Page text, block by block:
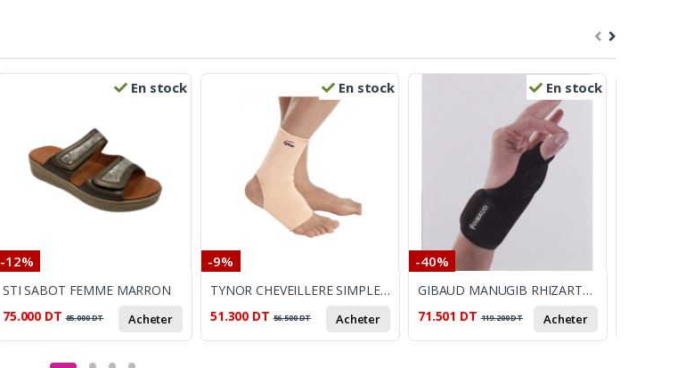
En stock
-12%
STI SABOT FEMME MARRON
75.000 DT 85.000DT Acheter
En stock
-9%
TYNOR CHEVEILLERE SIMPLE PAIR MEDIUM D03
51.300 DT 56.500DT Acheter
En stock
-40%
GIBAUD MANUGIB RHIZARTTHROSE FONCTION T2
71.501 DT 119.200DT Acheter